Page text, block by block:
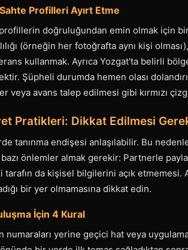
Profilleri Ayırt Etme
profillerin doğruluğundan emin olmak için
(örneğin her fotoğrafta aynı kişi
kullanmak. Ayrıca Yozgat'ta belirli
Şüpheli durumda hemen olası
veya avans talep edilmesi gibi kırmızı
Pratikleri: Dikkat Edilmesi
tanınma endişesi anlaşılabilir. Bu
önlemler almak gerekir: Partnerle
da kişisel bilgilerini açık etmemesi.
bir yer olmamasına dikkat edin.
İçin 4 Kural
yerine geçici hat veya